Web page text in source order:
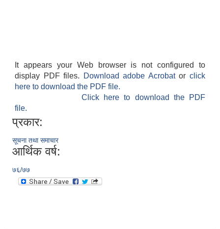
It appears your Web browser is not configured to
display PDF files.
Download adobe Acrobatorclick
here to download the PDF file.
Click here to download the PDF
file.
प्रकार:
सूचना तथा समाचार
आर्थिक वर्ष:
७६/७७